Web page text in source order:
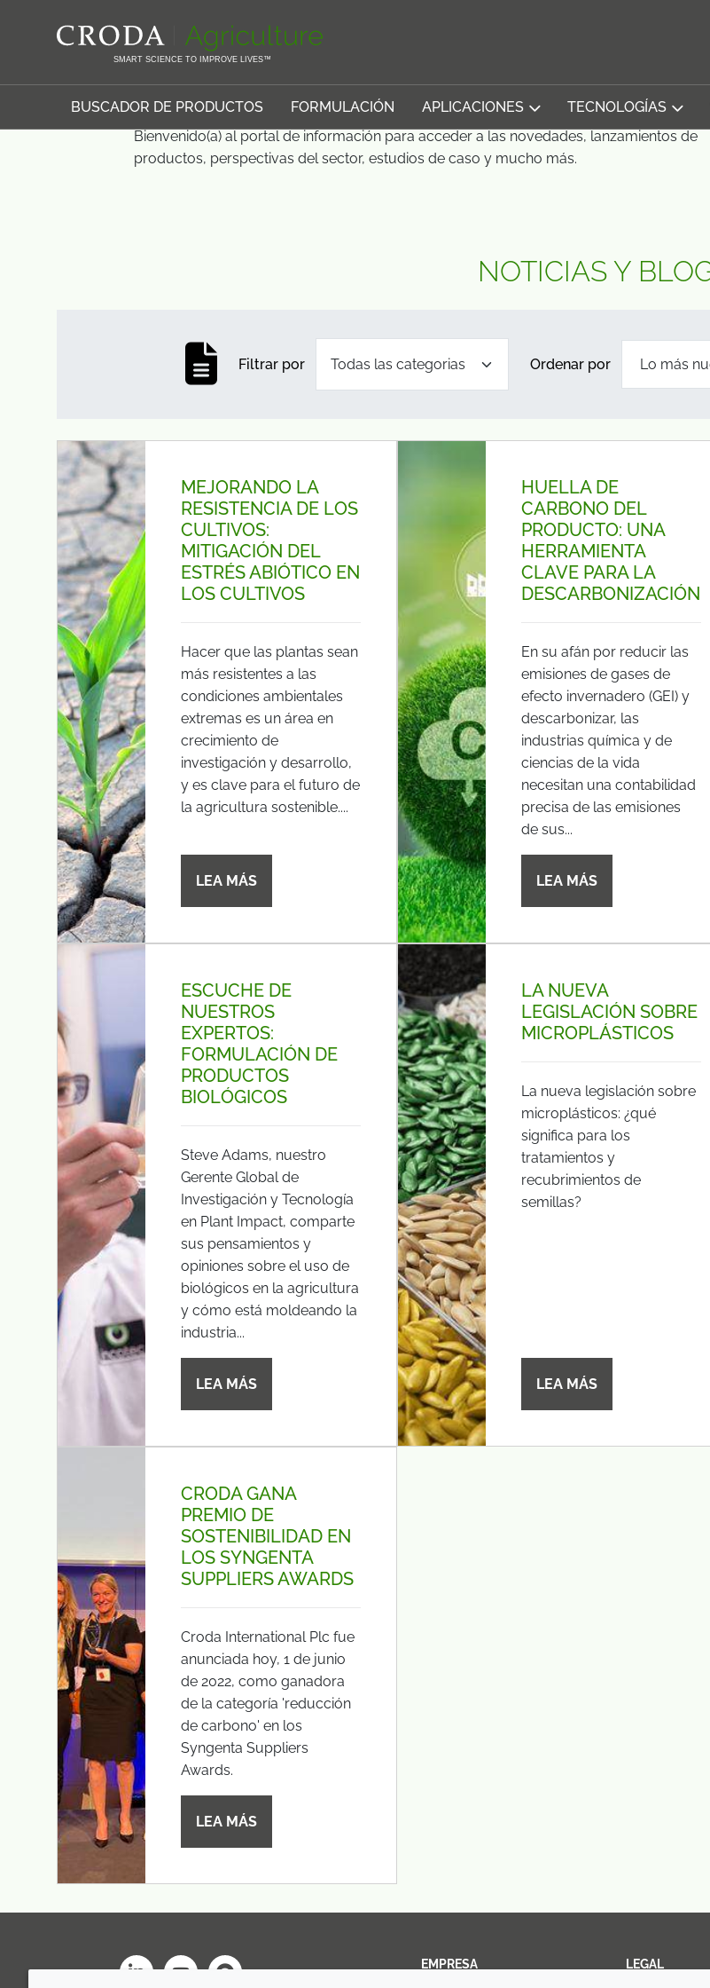
SMART SCIENCE TO IMPROVE LIVES™
BUSCADOR DE PRODUCTOS FORMULACIÓN APLICACIONES TECNOLOGÍAS
Página inicial Noticias y blog
Noticias y blog
Bienvenido(a) al portal de información para acceder a las novedades, lanzamientos de
productos, perspectivas del sector, estudios de caso y mucho más.
NOTICIAS Y
Filtrar por Abrir lista de filtros
Todas las categorias Ordenar por
MEJORANDO LA
RESISTENCIA DE LOS
CULTIVOS:
MITIGACIÓN DEL
ESTRÉS ABIÓTICO EN
LOS CULTIVOS
Hacer que las plantas sean
más resistentes a las
condiciones ambientales
extremas es un área en
crecimiento de
investigación y desarrollo,
y es clave para el futuro de
la agricultura sostenible....
LEA MÁS
HUELLA DE
CARBONO DEL
PRODUCTO: UNA
HERRAMIENTA
CLAVE PARA LA
DESCARBONIZACIÓN
En su afán por reducir las
emisiones de gases de
efecto invernadero (GEI) y
descarbonizar, las
industrias química y de
ciencias de la vida
necesitan una contabilidad
precisa de las emisiones
de sus...
LEA MÁS
ESCUCHE DE
NUESTROS
EXPERTOS:
FORMULACIÓN DE
PRODUCTOS
BIOLÓGICOS
Steve Adams, nuestro
Gerente Global de
Investigación y Tecnología
en Plant Impact, comparte
sus pensamientos y
opiniones sobre el uso de
biológicos en la agricultura
y cómo está moldeando la
industria...
LEA MÁS
LA NUEVA
LEGISLACIÓN SOBRE
MICROPLÁSTICOS
La nueva legislación sobre
microplásticos: ¿qué
significa para los
tratamientos y
recubrimientos de
semillas?
LEA MÁS
CRODA GANA
PREMIO DE
SOSTENIBILIDAD EN
LOS SYNGENTA
SUPPLIERS AWARDS
Croda International Plc fue
anunciada hoy, 1 de junio
de 2022, como ganadora
de la categoría 'reducción
de carbono' en los
Syngenta Suppliers
Awards.
LEA MÁS
EMPRESA LEGAL